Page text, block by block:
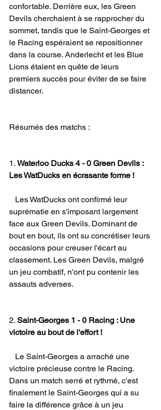
confortable. Derrière eux, les Green
Devils cherchaient à se rapprocher du
sommet, tandis que le Saint-Georges et
le Racing espéraient se repositionner
dans la course. Anderlecht et les Blue
Lions étaient en quête de leurs
premiers succès pour éviter de se faire
distancer.
Résumés des matchs :
1. Waterloo Ducks 4 - 0 Green Devils :
Les WatDucks en écrasante forme !
Les WatDucks ont confirmé leur
suprématie en s'imposant largement
face aux Green Devils. Dominant de
bout en bout, ils ont su concrétiser leurs
occasions pour creuser l'écart au
classement. Les Green Devils, malgré
un jeu combatif, n'ont pu contenir les
assauts adverses.
2. Saint-Georges 1 - 0 Racing : Une
victoire au bout de l'effort !
Le Saint-Georges a arraché une
victoire précieuse contre le Racing.
Dans un match serré et rythmé, c'est
finalement le Saint-Georges qui a su
faire la différence grâce à un jeu